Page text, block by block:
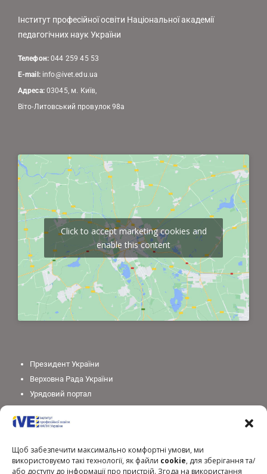
Щоб забезпечити максимально комфортні умови, ми
використовуємо такі технології, як файли cookie, для зберігання та/
або доступу до інформації про пристрій. Згода на використання
Інститут професійної освіти Національної академії
педагогічних наук України
Телефон:044 259 45 53
E-mail: info@ivet.edu.ua
Адреса:03045, м. Київ,
Віто-Литовський провулок 98а
Click to accept marketing cookies and
enable this content
Президент України
Верховна Рада України
Урядовий портал
Міністерство освіти і науки України